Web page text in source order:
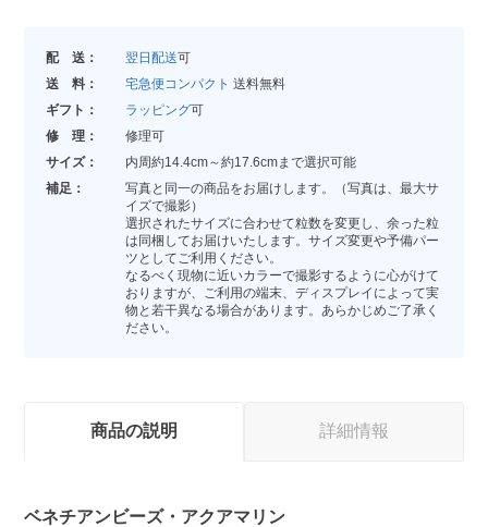
配 送： 翌日配送可
送 料：
宅急便コンパクト 送料無料
ギフト：
ラッピング可
修 理：
修理可
サイズ：
内周約14.4cm～約17.6cmまで選択可能
補足：
写真と同一の商品をお届けします。（写真は、最大サ
イズで撮影）
選択されたサイズに合わせて粒数を変更し、余った粒
は同梱してお届けいたします。サイズ変更や予備パー
ツとしてご利用ください。
なるべく現物に近いカラーで撮影するように心がけて
おりますが、ご利用の端末、ディスプレイによって実
物と若干異なる場合があります。あらかじめご了承く
ださい。
商品の説明 詳細情報
ベネチアンビーズ・アクアマリン